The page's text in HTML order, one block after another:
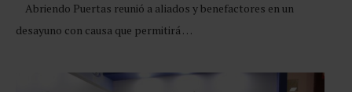
Abriendo Puertas reunió a aliados y benefactores en un
desayuno con causa que permitirá …